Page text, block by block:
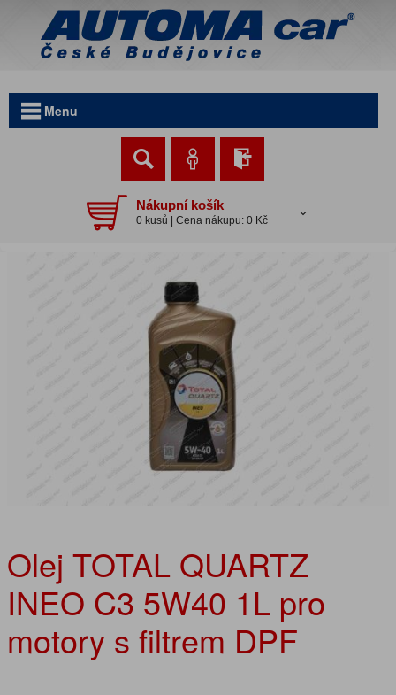
Menu
Nákupní košík
0 kusů | Cena nákupu: 0 Kč
Olej TOTAL QUARTZ
INEO C3 5W40 1L pro
motory s filtrem DPF